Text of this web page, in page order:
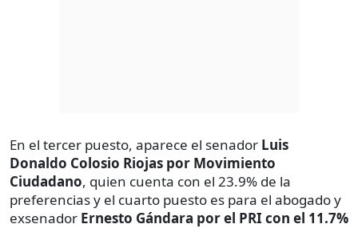
En el tercer puesto, aparece el senador Luis
Donaldo Colosio Riojas por Movimiento
Ciudadano, quien cuenta con el 23.9% de la
preferencias y el cuarto puesto es para el abogado y
exsenador Ernesto Gándara por el PRI con el 11.7%